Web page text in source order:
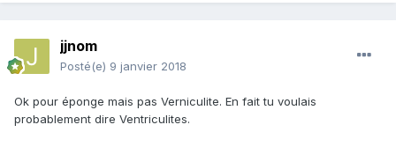
jjnom
Posté(e) 9 janvier 2018
Ok pour éponge mais pas Verniculite. En fait tu voulais
probablement dire Ventriculites.